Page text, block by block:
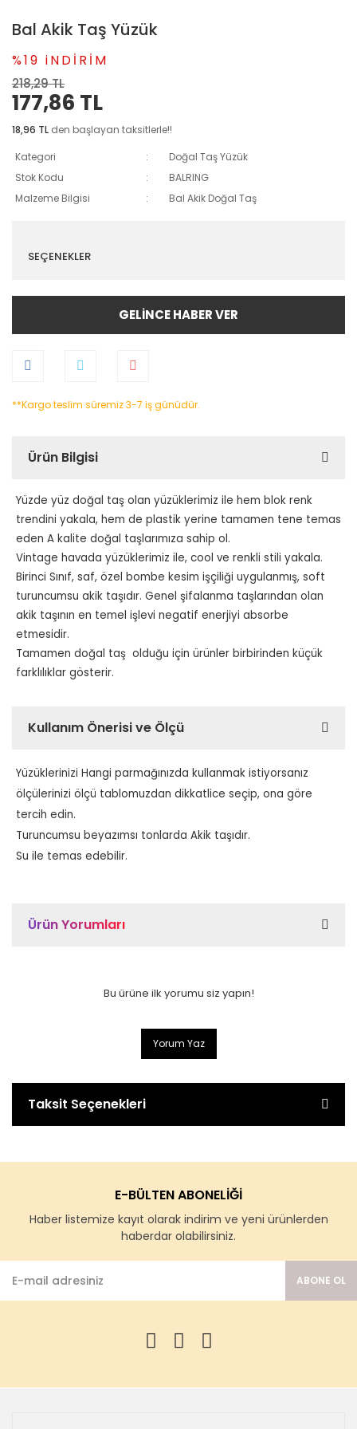
Bal Akik Taş Yüzük
%19 iNDİRİM
218,29 TL
177,86 TL
18,96 TL den başlayan taksitlerle!!
Kategori
Doğal Taş Yüzük
Stok Kodu
BALRING
Malzeme Bilgisi
Bal Akik Doğal Taş
SEÇENEKLER
GELİNCE HABER VER
**Kargo teslim süremiz 3-7 iş günüdür.
Ürün Bilgisi
Yüzde yüz doğal taş olan yüzüklerimiz ile hem blok renk
trendini yakala, hem de plastik yerine tamamen tene temas
eden A kalite doğal taşlarımıza sahip ol.
Vintage havada yüzüklerimiz ile, cool ve renkli stili yakala.
Birinci Sınıf, saf, özel bombe kesim işçiliği uygulanmış, soft
turuncumsu akik taşıdır. Genel şifalanma taşlarından olan
akik taşının en temel işlevi negatif enerjiyi absorbe
etmesidir.
Tamamen doğal taş olduğu için ürünler birbirinden küçük
farklılıklar gösterir.
Kullanım Önerisi ve Ölçü
Yüzüklerinizi Hangi parmağınızda kullanmak istiyorsanız
ölçülerinizi ölçü tablomuzdan dikkatlice seçip, ona göre
tercih edin.
Turuncumsu beyazımsı tonlarda Akik taşıdır.
Su ile temas edebilir.
Ürün Yorumları
Bu ürüne ilk yorumu siz yapın!
Yorum Yaz
Taksit Seçenekleri
E-BÜLTEN ABONELİĞİ
Haber listemize kayıt olarak indirim ve yeni ürünlerden
haberdar olabilirsiniz.
ABONE OL